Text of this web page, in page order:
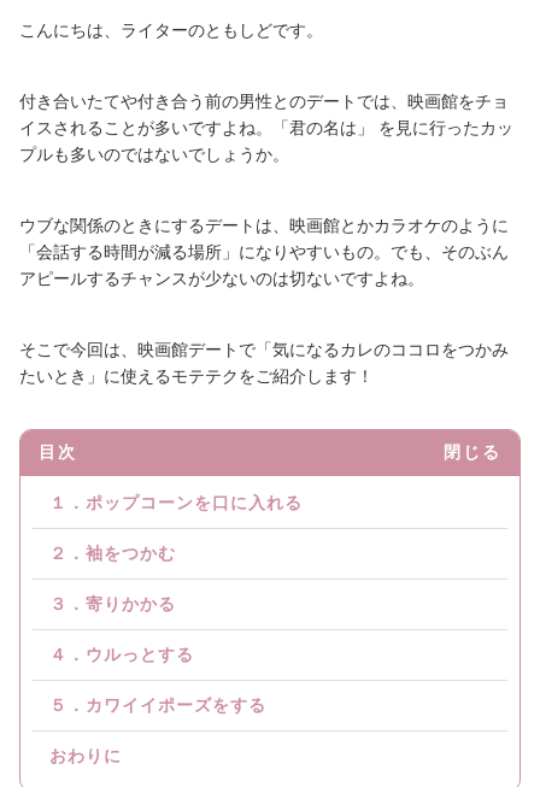
こんにちは、ライターのともしどです。
付き合いたてや付き合う前の男性とのデートでは、映画館をチョ
イスされることが多いですよね。「君の名は」 を見に行ったカッ
プルも多いのではないでしょうか。
ウブな関係のときにするデートは、映画館とかカラオケのように
「会話する時間が減る場所」になりやすいもの。でも、そのぶん
アピールするチャンスが少ないのは切ないですよね。
そこで今回は、映画館デートで「気になるカレのココロをつかみ
たいとき」に使えるモテテクをご紹介します！
目次 閉じる
１．ポップコーンを口に入れる
２．袖をつかむ
３．寄りかかる
４．ウルっとする
５．カワイイポーズをする
おわりに